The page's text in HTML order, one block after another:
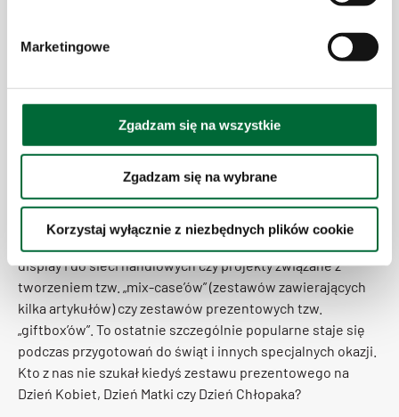
Marketingowe
Zgadzam się na wszystkie
Zgadzam się na wybrane
Korzystaj wyłącznie z niezbędnych plików cookie
Dla klientów z branży kosmetycznej najbardziej popularne
usługi to wciąż etykietowanie w różnych formatach i
display’i do sieci handlowych czy projekty związane z
tworzeniem tzw. „mix-case’ów” (zestawów zawierających
kilka artykułów) czy zestawów prezentowych tzw.
„giftbox’ów”. To ostatnie szczególnie popularne staje się
podczas przygotowań do świąt i innych specjalnych okazji.
Kto z nas nie szukał kiedyś zestawu prezentowego na
Dzień Kobiet, Dzień Matki czy Dzień Chłopaka?